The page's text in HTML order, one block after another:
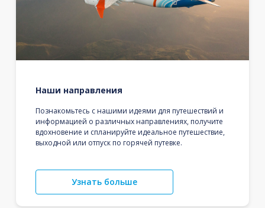
Наши направления
Познакомьтесь с нашими идеями для путешествий и
информацией о различных направлениях, получите
вдохновение и спланируйте идеальное путешествие,
выходной или отпуск по горячей путевке.
Узнать больше